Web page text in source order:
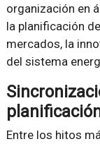
organización en
la planificación
mercados, la
del sistema
Entre los hitos